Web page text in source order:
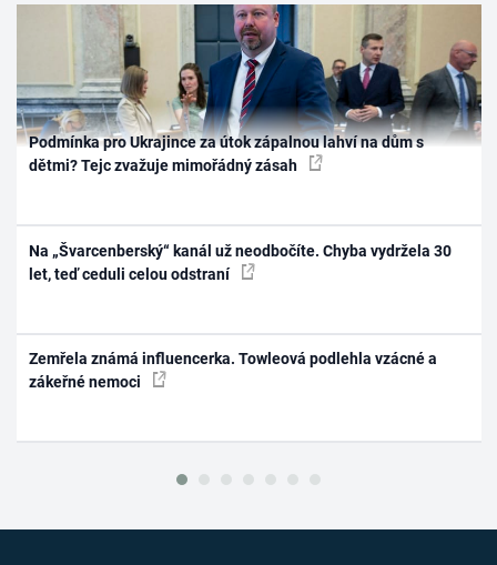
Podmínka pro Ukrajince za útok zápalnou lahví na dům s
dětmi? Tejc zvažuje mimořádný zásah
Na „Švarcenberský“ kanál už neodbočíte. Chyba vydržela 30
let, teď ceduli celou odstraní
Zemřela známá influencerka. Towleová podlehla vzácné a
zákeřné nemoci